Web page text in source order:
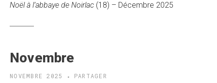
Noël à l’abbaye de Noirlac (18) – Décembre 2025
Novembre
NOVEMBRE 2025 PARTAGER